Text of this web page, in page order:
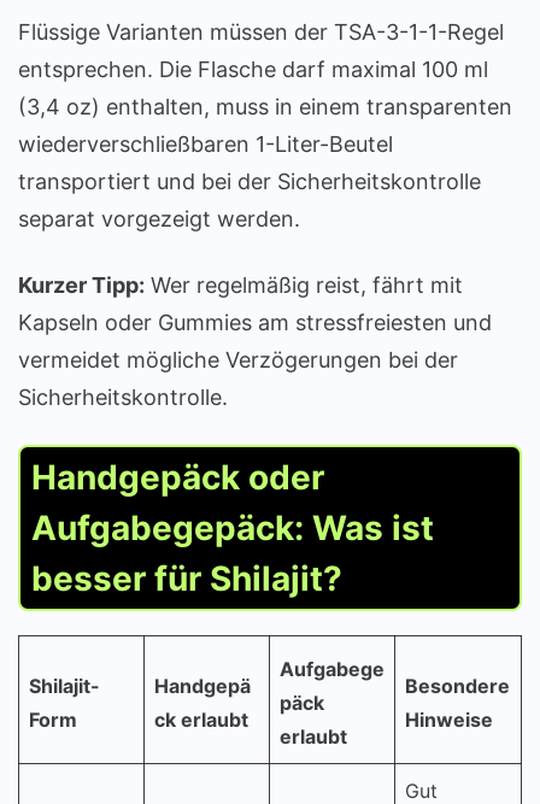
Flüssige Varianten müssen der TSA-3-1-1-Regel
entsprechen. Die Flasche darf maximal 100 ml
(3,4 oz) enthalten, muss in einem transparenten
wiederverschließbaren 1-Liter-Beutel
transportiert und bei der Sicherheitskontrolle
separat vorgezeigt werden.
Kurzer Tipp: Wer regelmäßig reist, fährt mit
Kapseln oder Gummies am stressfreiesten und
vermeidet mögliche Verzögerungen bei der
Sicherheitskontrolle.
Handgepäck oder
Aufgabegepäck: Was ist
besser für Shilajit?
Shilajit-
Form
Handgepä
ck erlaubt
Aufgabege
päck
erlaubt
Besondere
Hinweise
Gut